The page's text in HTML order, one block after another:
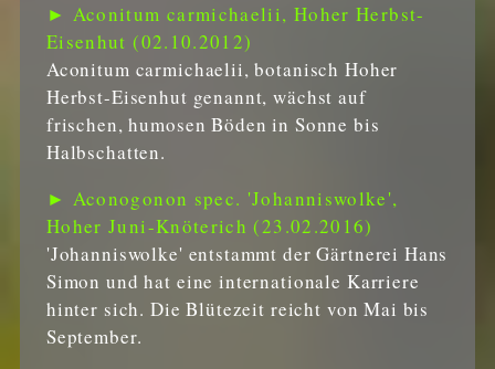
► Aconitum carmichaelii, Hoher Herbst-
Eisenhut (02.10.2012)
Aconitum carmichaelii, botanisch Hoher
Herbst-Eisenhut genannt, wächst auf
frischen, humosen Böden in Sonne bis
Halbschatten.
► Aconogonon spec. 'Johanniswolke',
Hoher Juni-Knöterich (23.02.2016)
'Johanniswolke' entstammt der Gärtnerei Hans
Simon und hat eine internationale Karriere
hinter sich. Die Blütezeit reicht von Mai bis
September.